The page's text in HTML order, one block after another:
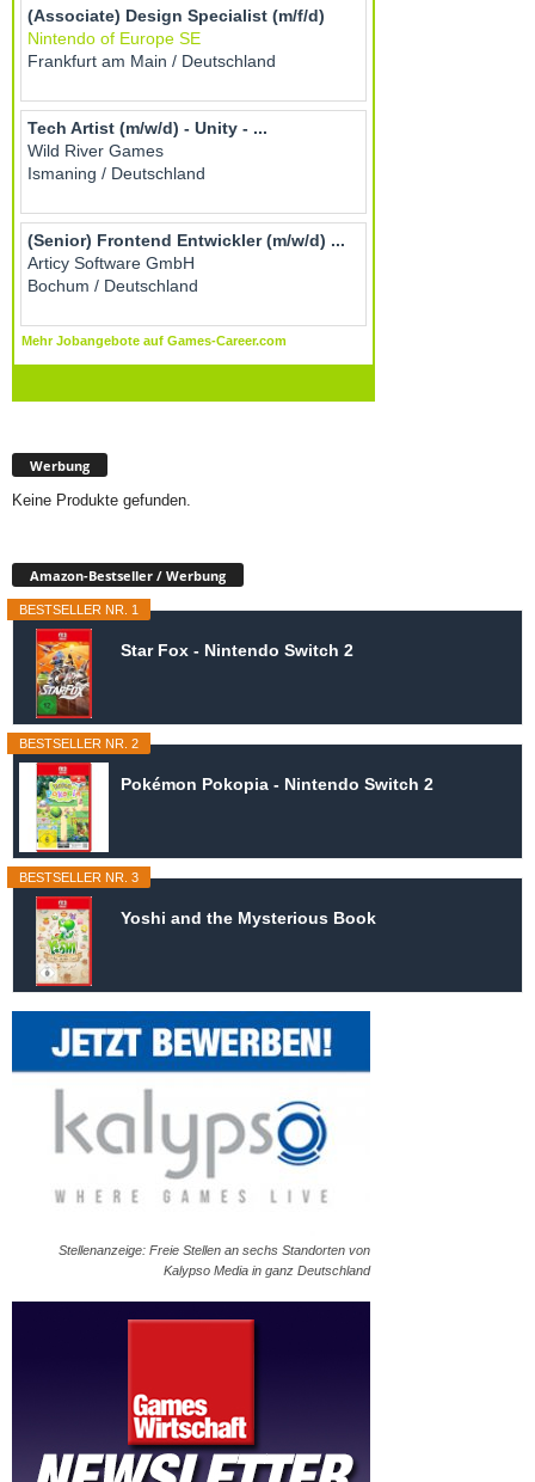
Werbung
Keine Produkte gefunden.
Amazon-Bestseller / Werbung
BESTSELLER NR. 1
Star Fox - Nintendo Switch 2
BESTSELLER NR. 2
Pokémon Pokopia - Nintendo Switch 2
BESTSELLER NR. 3
Yoshi and the Mysterious Book
Stellenanzeige: Freie Stellen an sechs Standorten von
Kalypso Media in ganz Deutschland